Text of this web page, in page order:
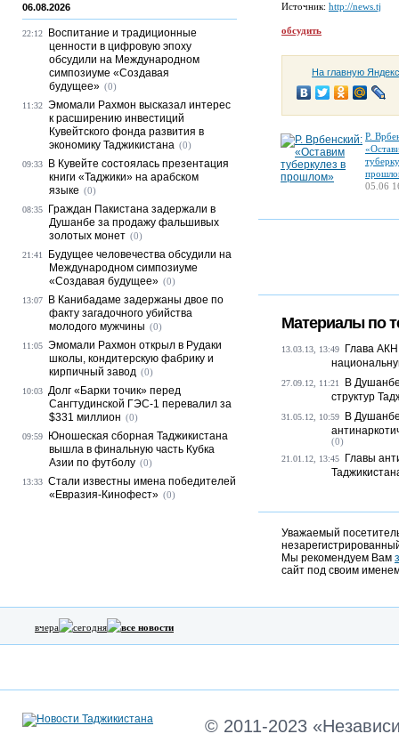
Источник: http://news.tj
обсудить
На главную
Р.
05.06
Материалы по
13.03.13, 13:49
Глава
27.09.12, 11:21
В
структур
31.05.12, 10:59
В
(0)
21.01.12, 13:45
Главы
Уважаемый
Мы рекомендуем Вам
сайт под своим
06.08.2026
22:12
Воспитание и традиционные
ценности в цифровую эпоху
обсудили на Международном
симпозиуме «Создавая
будущее» (0)
11:32 Эмомали Рахмон высказал интерес
к расширению инвестиций
Кувейтского фонда развития в
экономику Таджикистана (0)
09:33
В Кувейте состоялась презентация
книги «Таджики» на арабском
языке (0)
08:35
Граждан Пакистана задержали в
Душанбе за продажу фальшивых
золотых монет (0)
21:41
Будущее человечества обсудили на
Международном симпозиуме
«Создавая будущее» (0)
13:07
В Канибадаме задержаны двое по
факту загадочного убийства
молодого мужчины (0)
11:05 Эмомали Рахмон открыл в Рудаки
школы, кондитерскую фабрику и
кирпичный завод (0)
10:03 Долг «Барки точик» перед
Сангтудинской ГЭС-1 перевалил за
$331 миллион (0)
09:59
Юношеская сборная Таджикистана
вышла в финальную часть Кубка
Азии по футболу (0)
13:33 Стали известны имена победителей
«Евразия-Кинофест» (0)
вчера сегодня все новости
© 2011-2023